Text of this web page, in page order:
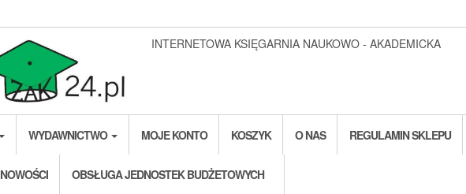
INTERNETOWA KSIĘGARNIA NAUKOWO - AKADEMICKA
WYDAWNICTWO MOJE KONTO KOSZYK O NAS REGULAMIN SKLEPU
NOWOŚCI OBSŁUGA JEDNOSTEK BUDŻETOWYCH